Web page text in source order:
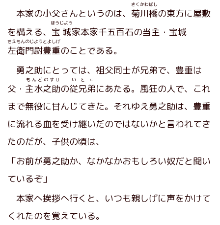
本家の小父さんというのは、 菊川橋
きくかわばし
の東方に屋敷
を構える、 宝城
ほうじよう
家本家千五百石の当主・宝城
左衛門尉豊重
さえもんのじようとよしげ
のことである。
勇之助にとっては、祖父同士が兄弟で、豊重は
父・ 主水之助
もんどのすけ
の従兄弟
いとこ
にあたる。風狂の人で、これ
まで無役に甘んじてきた。それゆえ勇之助は、豊重
に流れる血を受け継いだのではないかと言われてき
たのだが、子供の頃は、
「お前が勇之助か、なかなかおもしろい奴だと聞い
ているぞ」
本家へ挨拶へ行くと、いつも親しげに声をかけて
くれたのを覚えている。